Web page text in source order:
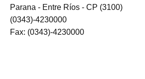
Parana - Entre Ríos - CP (3100)
(0343)-4230000
Fax: (0343)-4230000